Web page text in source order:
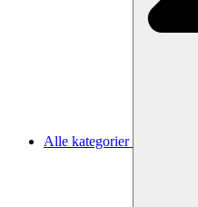
Alle kategorier